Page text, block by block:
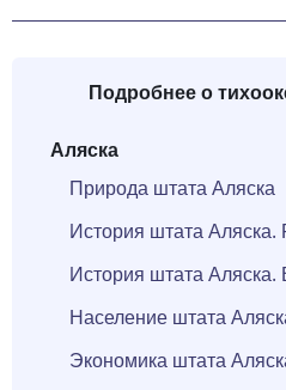
Подробнее о
Аляска
Природа штата Аляска
История штата Аляска.
История штата
Население штата
Экономика штата